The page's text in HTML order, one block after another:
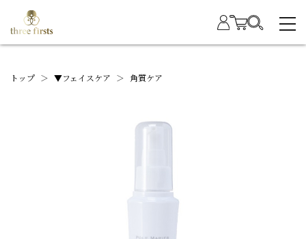
トップ ＞ ▼フェイスケア ＞ 角質ケア